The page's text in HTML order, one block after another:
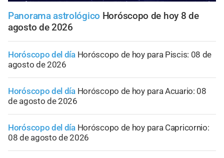
Panorama astrológico Horóscopo de hoy 8 de
agosto de 2026
Horóscopo del día Horóscopo de hoy para Piscis: 08 de
agosto de 2026
Horóscopo del día Horóscopo de hoy para Acuario: 08
de agosto de 2026
Horóscopo del día Horóscopo de hoy para Capricornio:
08 de agosto de 2026